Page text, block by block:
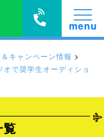
キャンペーン情報 >
で奨学生オーディショ
覧